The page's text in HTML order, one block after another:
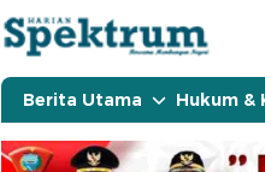
spektrumonline.com
Berita Utama Hukum &